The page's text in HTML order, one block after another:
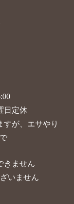
日定休
が、 エサやり
きません
いません